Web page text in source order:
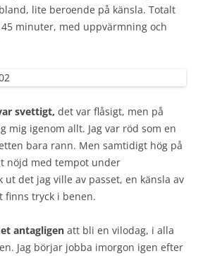
lite beroende på känsla. Totalt
minuter, med uppvärmning och
svettigt, det var flåsigt, men på
mig igenom allt. Jag var röd som en
bara rann. Men samtidigt hög på
nöjd med tempot under
ut det jag ville av passet, en känsla av
finns tryck i benen.
antagligen att bli en vilodag, i alla
Jag börjar jobba imorgon igen efter